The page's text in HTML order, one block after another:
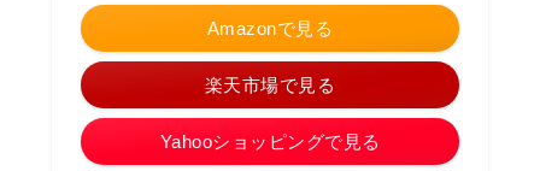
Amazonで見る
楽天市場で見る
Yahooショッピングで見る